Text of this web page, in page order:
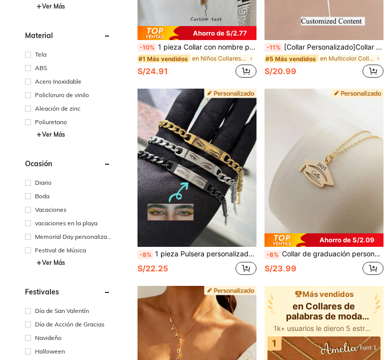
Ver Más
Material
Tela
ABS
Acero Inoxidable
Policloruro de vinilo
Aleación de zinc
Poliuretano
Ver Más
Ocasión
Diario
Boda
Vacaciones
vacaciones en la playa
Memorial Day personalizad
Festival de Música
Ver Más
Festivales
Día de San Valentín
Día de Acción de Gracias
Navideño
Halloween
Ahorro de S/2.77
-10% 1 pieza Collar con nombre personalizado, colgante de letra grabado, joyería linda y elegante, regalo para niños y niñas, cumpleaños, decoración de fiesta de Halloween
#1 Más vendidos en Niños Collares De Moda Personalizados
S/24.91
-11% [Collar Personalizado]Collar con Nombre Personalizado - Colgante de Corazón de Acero Inoxidable Estilo Cursivo Dorado
#5 Más vendidos en Multicolor Collares de palabras de moda persona
S/20.99
-8% 1 pieza Pulsera personalizada con foto del ojo, pulsera de pareja de acero inoxidable con foto, pulsera de cadena curva de 6 mm, pulsera personalizada con foto para novia, pulsera de foto del ojo de novia grabada con láser, pulsera personalizada con foto del ojo para novio, pulsera personalizada de ojo de moda, pulsera con foto para hombre, joyería personalizada para el Día del Padre, pulsera de ojo grabada en oro/plata/negro, regalo personalizado de Navidad, pulsera de pareja personalizada
S/22.25
Ahorro de S/2.09
-8% Collar de graduación personalizado, collar con nombre de graduación personalizado, collar con gorra de graduación, regalo de graduación para ella, accesorio de regalo de graduación 2025, elegante, colorido, retro, sencillo, unisex, casual, lindo personalizado único, regalo ideal para él, regalo ideal para ella, aniversario, cumpleaños, ceremonia de graduación, baile de graduación, regalo de fiesta para niñas
S/23.99
Más vendidos
en Collares de
palabras de moda
personalizados
1k+ usuarios le dieron 5 estrellas
1